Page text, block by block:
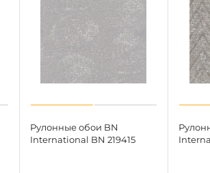
Рулонные обои BN
International BN 219415